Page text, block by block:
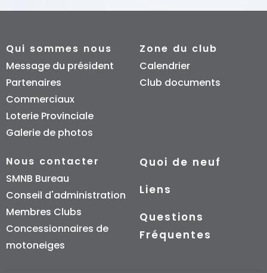
Qui sommes nous
Message du président
Partenaires
Commerciaux
Loterie Provinciale
Galerie de photos
Zone du club
Calendrier
Club documents
Nous contacter
SMNB Bureau
Conseil d'administration
Membres Clubs
Concessionnaires de
motoneiges
Quoi de neuf
Liens
Questions
Fréquentes